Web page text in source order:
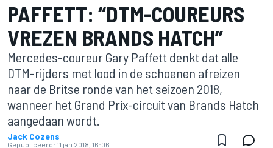
PAFFETT: “DTM-COUREURS
VREZEN BRANDS HATCH”
Mercedes-coureur Gary Paffett denkt dat alle
DTM-rijders met lood in de schoenen afreizen
naar de Britse ronde van het seizoen 2018,
wanneer het Grand Prix-circuit van Brands Hatch
aangedaan wordt.
Jack Cozens
Gepubliceerd: 11 jan 2018, 16:06